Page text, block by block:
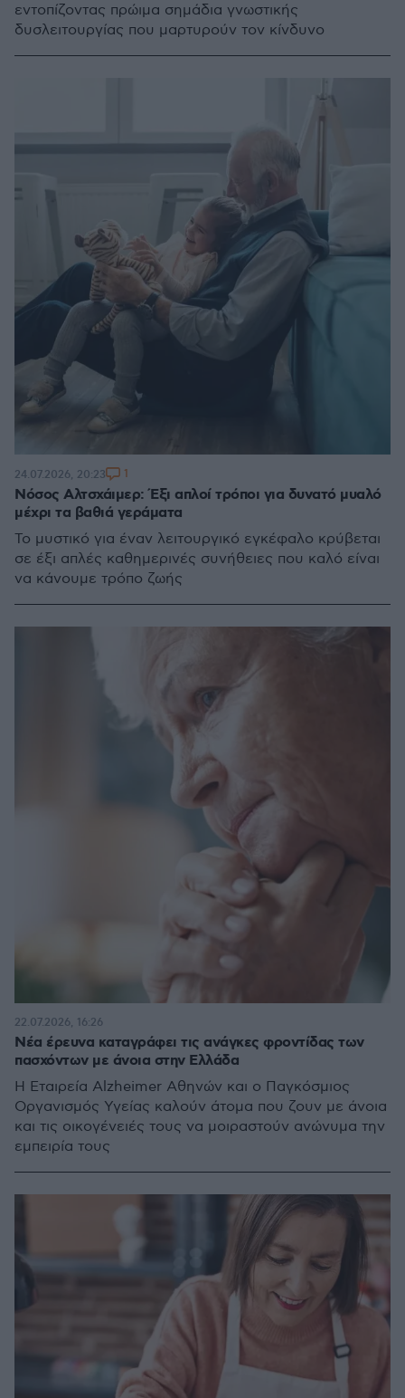
εντοπίζοντας πρώιμα σημάδια γνωστικής
δυσλειτουργίας που μαρτυρούν τον κίνδυνο
Νόσος Αλτσχάιμερ: Έξι απλοί τρόποι για δυνατό μυαλό
μέχρι τα βαθιά γεράματα
Το μυστικό για έναν λειτουργικό εγκέφαλο κρύβεται
σε έξι απλές καθημερινές συνήθειες που καλό είναι
να κάνουμε τρόπο ζωής
24.07.2026, 20:23 1
Νέα έρευνα καταγράφει τις ανάγκες φροντίδας των
πασχόντων με άνοια στην Ελλάδα
Η Εταιρεία Alzheimer Αθηνών και ο Παγκόσμιος
Οργανισμός Υγείας καλούν άτομα που ζουν με άνοια
και τις οικογένειές τους να μοιραστούν ανώνυμα την
εμπειρία τους
22.07.2026, 16:26